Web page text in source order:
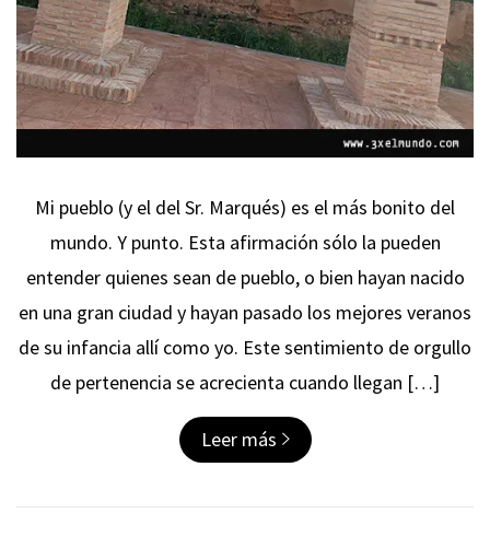
Mi pueblo (y el del Sr. Marqués) es el más bonito del
mundo. Y punto. Esta afirmación sólo la pueden
entender quienes sean de pueblo, o bien hayan nacido
en una gran ciudad y hayan pasado los mejores veranos
de su infancia allí como yo. Este sentimiento de orgullo
de pertenencia se acrecienta cuando llegan […]
Leer más